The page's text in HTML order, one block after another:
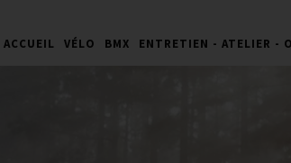
ACCUEIL VÉLO BMX ENTRETIEN - ATELIER -